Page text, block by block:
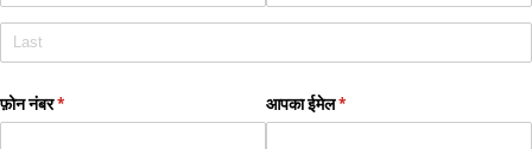
फ़ोन नंबर*
(required) आपका ईमेल*
(required)